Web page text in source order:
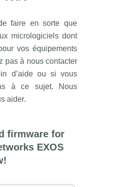
faire en sorte que
micrologiciels dont
vos équipements
pas à nous contacter
d’aide ou si vous
à ce sujet. Nous
aider.
firmware for
EXOS